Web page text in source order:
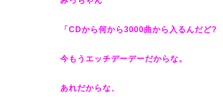
「CDから何から3000曲から入るんだど?
今もうエッチデーデーだからな。
あれだからな、